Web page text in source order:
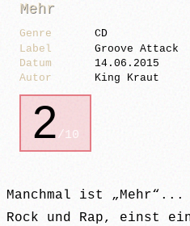
Mehr
Genre
CD
Label
Groove Attack
Datum
14.06.2015
Autor
King Kraut
2/10
Manchmal ist „Mehr“...
Rock und Rap, einst